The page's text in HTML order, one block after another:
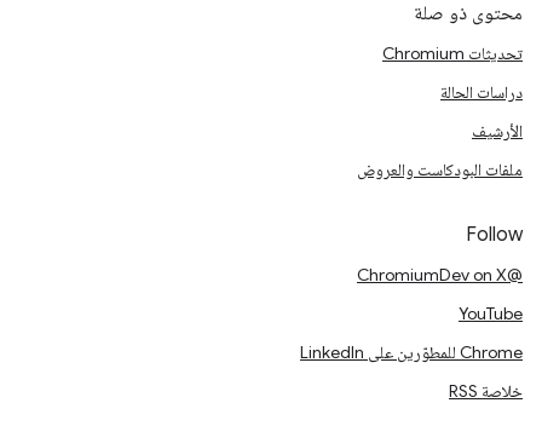
محتوى ذو صلة
تحديثات Chromium
دراسات الحالة
الأرشيف
ملفات البودكاست والعروض
Follow
@ChromiumDev on X
YouTube
Chrome للمطوّرين على LinkedIn
خلاصة RSS